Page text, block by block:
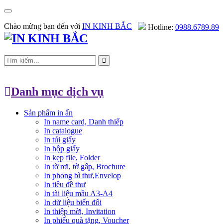
Chào mừng bạn đến với IN KINH BẮC Hotline: 0988.6789.89
Danh mục dịch vụ
Sản phẩm in ấn
In name card, Danh thiếp
In catalogue
In túi giấy
In hộp giấy
In kẹp file, Folder
In tờ rơi, tờ gấp, Brochure
In phong bì thư,Envelop
In tiêu đề thư
In tài liệu mầu A3-A4
In dữ liệu biến đổi
In thiệp mời, Invitation
In phiếu quà tặng, Voucher